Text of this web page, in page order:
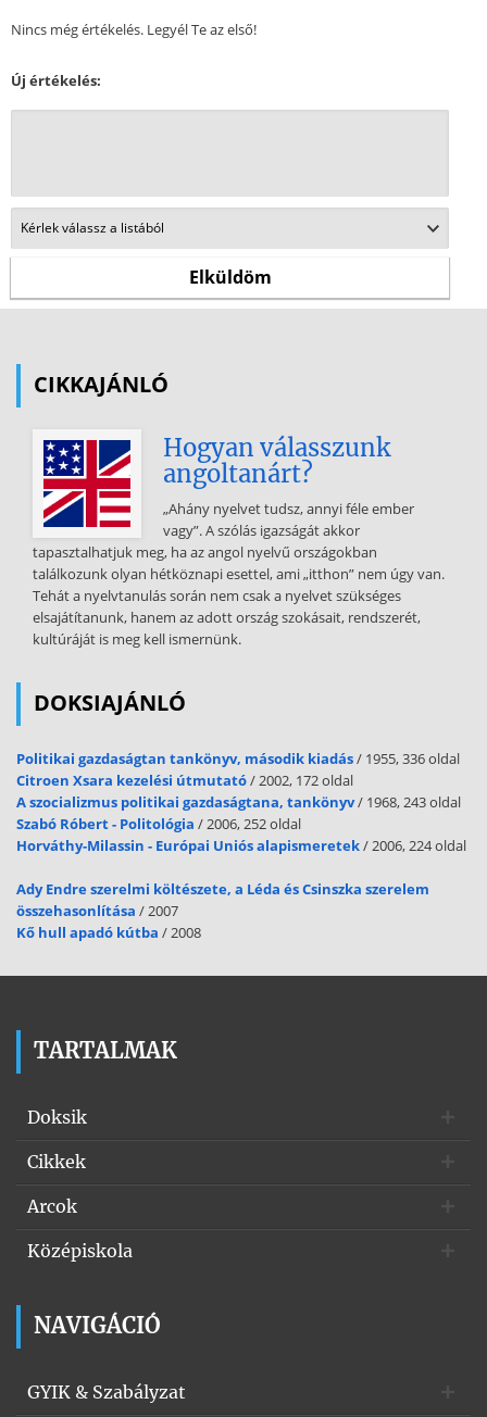
Nincs még értékelés. Legyél Te az első!
Új értékelés:
CIKKAJÁNLÓ
Hogyan válasszunk
angoltanárt?
„Ahány nyelvet tudsz, annyi féle ember
vagy”. A szólás igazságát akkor
tapasztalhatjuk meg, ha az angol nyelvű országokban
találkozunk olyan hétköznapi esettel, ami „itthon” nem úgy van.
Tehát a nyelvtanulás során nem csak a nyelvet szükséges
elsajátítanunk, hanem az adott ország szokásait, rendszerét,
kultúráját is meg kell ismernünk.
DOKSIAJÁNLÓ
Politikai gazdaságtan tankönyv, második kiadás/ 1955, 336 oldal
Citroen Xsara kezelési útmutató/ 2002, 172 oldal
A szocializmus politikai gazdaságtana, tankönyv/ 1968, 243 oldal
Szabó Róbert - Politológia / 2006, 252 oldal
Horváthy-Milassin - Európai Uniós alapismeretek/ 2006, 224 oldal
Ady Endre szerelmi költészete, a Léda és Csinszka szerelem
összehasonlítása / 2007
Kő hull apadó kútba / 2008
TARTALMAK
Doksik
Cikkek
Arcok
Középiskola
NAVIGÁCIÓ
GYIK & Szabályzat